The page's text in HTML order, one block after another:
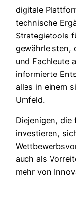
digitale
technische
Strategietools
gewährleisten,
und Fachleute
informierte
alles in einem
Umfeld.
Diejenigen, die
investieren,
auch als
mehr von